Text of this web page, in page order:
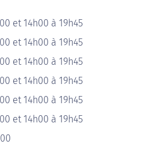
et 14h00 à 19h45
et 14h00 à 19h45
et 14h00 à 19h45
et 14h00 à 19h45
et 14h00 à 19h45
et 14h00 à 19h45